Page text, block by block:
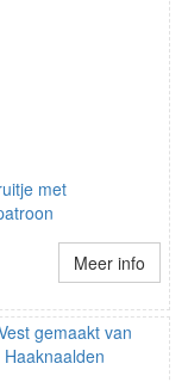
met
Meer info